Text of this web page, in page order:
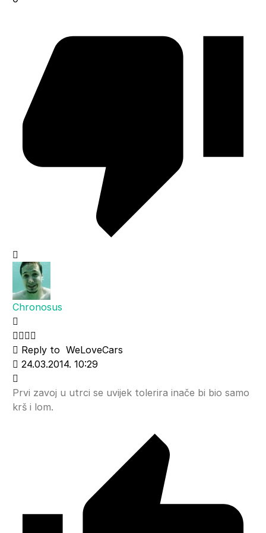
Chronosus
Reply to WeLoveCars
24.03.2014. 10:29
Prvi zavoj u utrci se uvijek tolerira inače bi bio samo
krš i lom.